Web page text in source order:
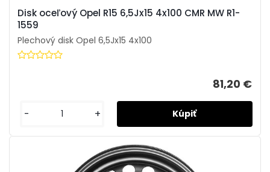
Disk oceľový Opel R15 6,5Jx15 4x100 CMR MW R1-
1559
Plechový disk Opel 6,5Jx15 4x100
81,20 €
- +